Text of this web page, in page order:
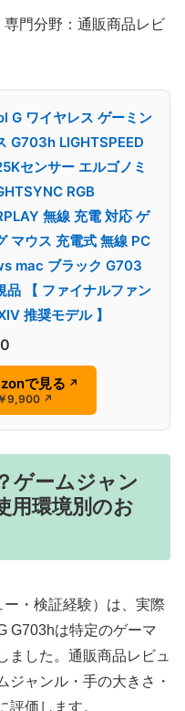
専門分野：通販商品レビ
G ワイヤレス ゲーミン
G703h LIGHTSPEED
センサー エルゴノミ
RGB
無線 充電 対応 ゲ
マウス 充電式 無線 PC
mac ブラック G703
品 【 ファイナルファン
推奨モデル 】
で見る ↗
￥9,900 ↗
ゲームジャン
用環境別のお
・検証経験）は、実際
G703hは特定のゲーマ
ました。通販商品レビュ
ジャンル・手の大きさ・
評価します。